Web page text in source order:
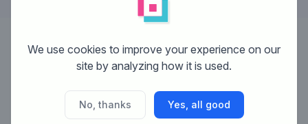
Designer: arrangemedia
We use cookies to improve your experience on our
site by analyzing how it is used.
No, thanks Yes, all good